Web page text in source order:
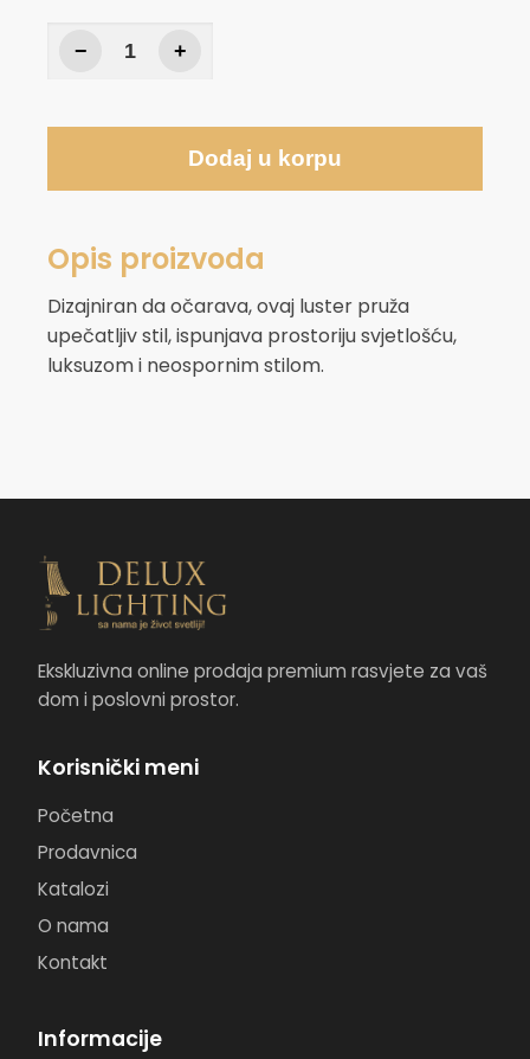
− +
Dodaj u korpu
Opis proizvoda
Dizajniran da očarava, ovaj luster pruža
upečatljiv stil, ispunjava prostoriju svjetlošću,
luksuzom i neospornim stilom.
Ekskluzivna online prodaja premium rasvjete za vaš
dom i poslovni prostor.
Korisnički meni
Početna
Prodavnica
Katalozi
O nama
Kontakt
Informacije